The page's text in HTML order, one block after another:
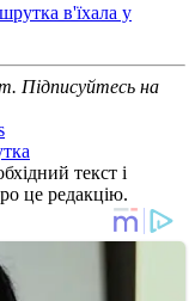
в'їхала у
Підписуйтесь на
текст і
це редакцію.